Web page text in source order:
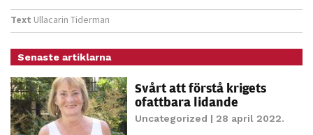
Text Ullacarin Tiderman
Senaste artiklarna
Svårt att förstå krigets
ofattbara lidande
Uncategorized | 28 april 2022.
med dig av dina
intressen och ditt
beteende när du
surfar ökar du
chansen att få se
personligt